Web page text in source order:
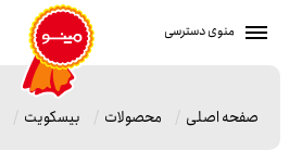
منوی دسترسی
صفحه اصلی محصولات بیسکویت